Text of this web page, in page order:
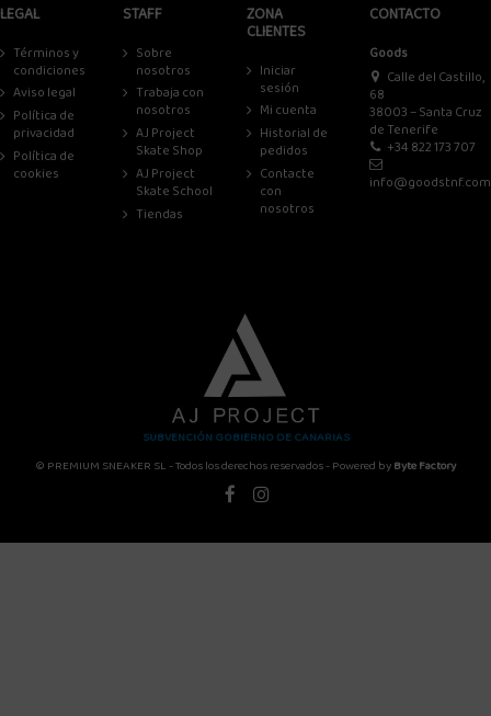
LEGAL
Términos y
condiciones
Aviso legal
Política de
privacidad
Política de
cookies
STAFF
Sobre
nosotros
Trabaja con
nosotros
AJ Project
Skate Shop
AJ Project
Skate School
Tiendas
ZONA
CLIENTES
Iniciar
sesión
Mi cuenta
Historial de
pedidos
Contacte
con
nosotros
CONTACTO
Goods
Calle del Castillo,
68
38003 – Santa Cruz
de Tenerife
+34 822 173 707
info@goodstnf.com
SUBVENCIÓN GOBIERNO DE CANARIAS
© PREMIUM SNEAKER SL - Todos los derechos reservados - Powered byByte Factory